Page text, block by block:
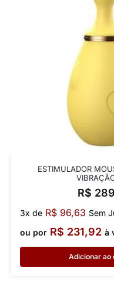
ESTIMULADOR
R$
3x de R$96,63 Sem
ou por R$ 231,92 à
Adicionar ao